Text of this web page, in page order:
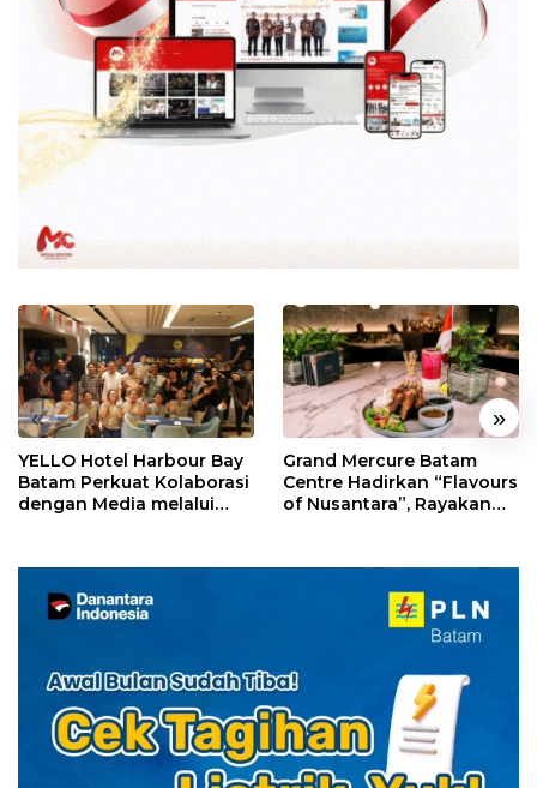
« »
YELLO Hotel Harbour Bay
Batam Perkuat Kolaborasi
dengan Media melalui
Grand Mercure Batam
Centre Hadirkan “Flavours
of Nusantara”, Rayakan